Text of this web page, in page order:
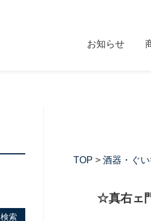
お知らせ
TOP > 酒器・ぐい
☆真右ェ